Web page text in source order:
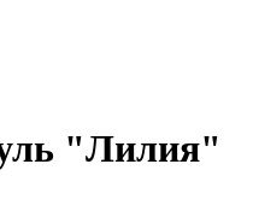
"Лилия"